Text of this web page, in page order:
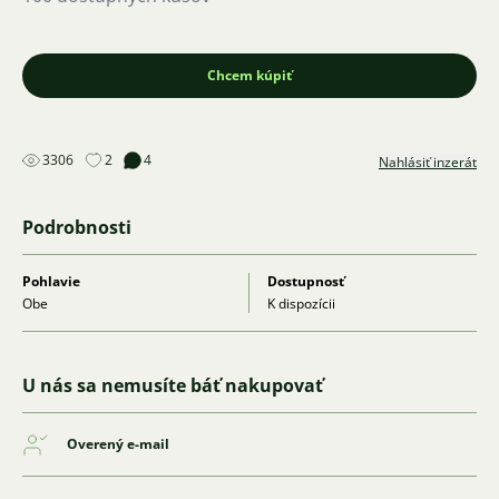
Chcem kúpiť
3306 2 4 Nahlásiť inzerát
Podrobnosti
Pohlavie
Obe
Dostupnosť
K dispozícii
U nás sa nemusíte báť nakupovať
Overený e-mail